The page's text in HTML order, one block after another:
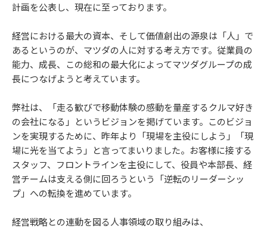
計画を公表し、現在に至っております。
経営における最大の資本、そして価値創出の源泉は「人」で
あるというのが、マツダの人に対する考え方です。従業員の
能力、成長、この総和の最大化によってマツダグループの成
長につなげようと考えています。
弊社は、「走る歓びで移動体験の感動を量産するクルマ好き
の会社になる」というビジョンを掲げています。このビジョ
ンを実現するために、昨年より「現場を主役にしよう」「現
場に光を当てよう」と言ってまいりました。お客様に接する
スタッフ、フロントラインを主役にして、役員や本部長、経
営チームは支える側に回ろうという「逆転のリーダーシッ
プ」への転換を進めています。
経営戦略との連動を図る人事領域の取り組みは、